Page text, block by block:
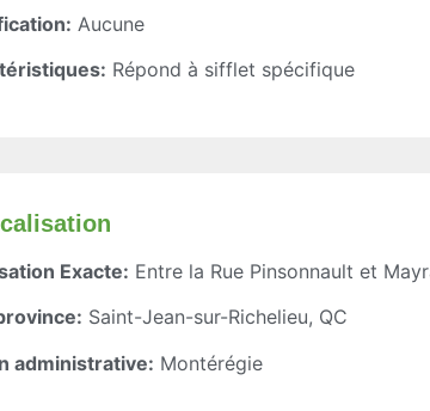
Aucune
Répond à sifflet spécifique
Exacte: Entre la Rue Pinsonnault et
Saint-Jean-sur-Richelieu, QC
administrative: Montérégie